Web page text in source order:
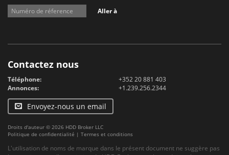
Aller à
Contactez nous
Téléphone:
+352 20 881 403
Annonces:
+1.239.256.2344
Envoyez-nous un email
Droits d'auteur © 2026 HDD Broker LLC
Politique de confidentialité | Termes et conditions
L'utilisation de noms de marque dans le présent document ne suggère pas